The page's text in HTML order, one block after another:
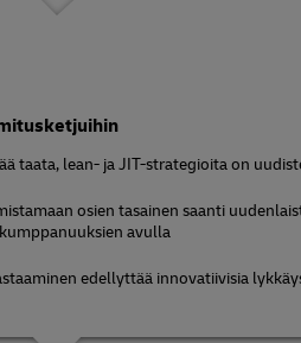
taata, lean- ja JIT-strategioita on
osien tasainen saanti
avulla
edellyttää innovatiivisia